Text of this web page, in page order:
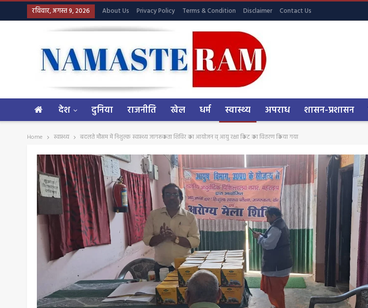
रविवार, अगस्त 9, 2026 About Us Privacy Policy Terms & Condition Disclaimer Contact Us
देश दुनिया राजनीति खेल धर्म स्वास्थ्य अपराध शासन-प्रशासन
Home स्वास्थ्य बदलते मौसम में निशुल्क स्वास्थ्य जागरूकता शिविर का आयोजन व् आयु रक्षा किट का वितरण किया गया